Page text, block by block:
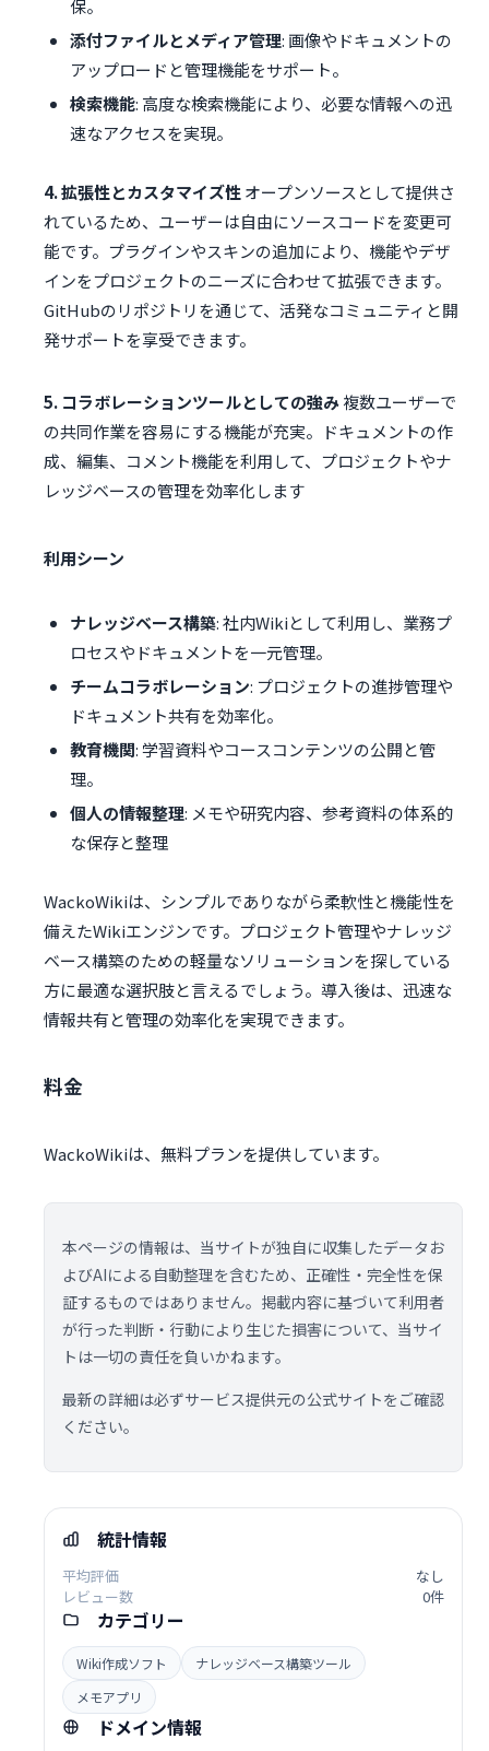
保。
添付ファイルとメディア管理: 画像やドキュメントの
アップロードと管理機能をサポート。
検索機能: 高度な検索機能により、必要な情報への迅
速なアクセスを実現。
4. 拡張性とカスタマイズ性 オープンソースとして提供さ
れているため、ユーザーは自由にソースコードを変更可
能です。プラグインやスキンの追加により、機能やデザ
インをプロジェクトのニーズに合わせて拡張できます。
GitHubのリポジトリを通じて、活発なコミュニティと開
発サポートを享受できます。
5. コラボレーションツールとしての強み複数ユーザーで
の共同作業を容易にする機能が充実。ドキュメントの作
成、編集、コメント機能を利用して、プロジェクトやナ
レッジベースの管理を効率化します
利用シーン
ナレッジベース構築: 社内Wikiとして利用し、業務プ
ロセスやドキュメントを一元管理。
チームコラボレーション: プロジェクトの進捗管理や
ドキュメント共有を効率化。
教育機関: 学習資料やコースコンテンツの公開と管
理。
個人の情報整理: メモや研究内容、参考資料の体系的
な保存と整理
WackoWikiは、シンプルでありながら柔軟性と機能性を
備えたWikiエンジンです。プロジェクト管理やナレッジ
ベース構築のための軽量なソリューションを探している
方に最適な選択肢と言えるでしょう。導入後は、迅速な
情報共有と管理の効率化を実現できます。
料金
WackoWikiは、無料プランを提供しています。
本ページの情報は、当サイトが独自に収集したデータお
よびAIによる自動整理を含むため、正確性・完全性を保
証するものではありません。掲載内容に基づいて利用者
が行った判断・行動により生じた損害について、当サイ
トは一切の責任を負いかねます。
最新の詳細は必ずサービス提供元の公式サイトをご確認
ください。
統計情報
平均評価
なし
レビュー数
0件
カテゴリー
Wiki作成ソフト
ナレッジベース構築ツール
メモアプリ
ドメイン情報